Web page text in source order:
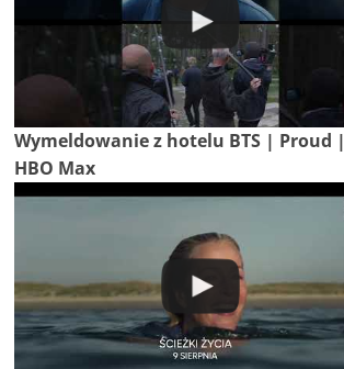
Wymeldowanie z hotelu BTS | Proud |
HBO Max